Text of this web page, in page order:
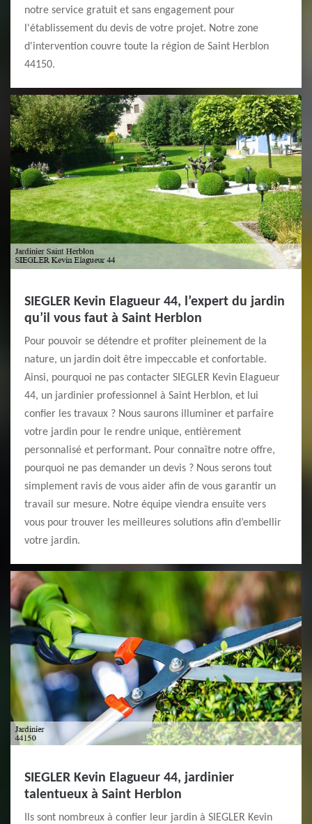
notre service gratuit et sans engagement pour
l'établissement du devis de votre projet. Notre zone
d'intervention couvre toute la région de Saint Herblon
44150.
SIEGLER Kevin Elagueur 44, l’expert du jardin
qu’il vous faut à Saint Herblon
Pour pouvoir se détendre et profiter pleinement de la
nature, un jardin doit être impeccable et confortable.
Ainsi, pourquoi ne pas contacter SIEGLER Kevin Elagueur
44, un jardinier professionnel à Saint Herblon, et lui
confier les travaux ? Nous saurons illuminer et parfaire
votre jardin pour le rendre unique, entièrement
personnalisé et performant. Pour connaître notre offre,
pourquoi ne pas demander un devis ? Nous serons tout
simplement ravis de vous aider afin de vous garantir un
travail sur mesure. Notre équipe viendra ensuite vers
vous pour trouver les meilleures solutions afin d’embellir
votre jardin.
SIEGLER Kevin Elagueur 44, jardinier
talentueux à Saint Herblon
Ils sont nombreux à confier leur jardin à SIEGLER Kevin